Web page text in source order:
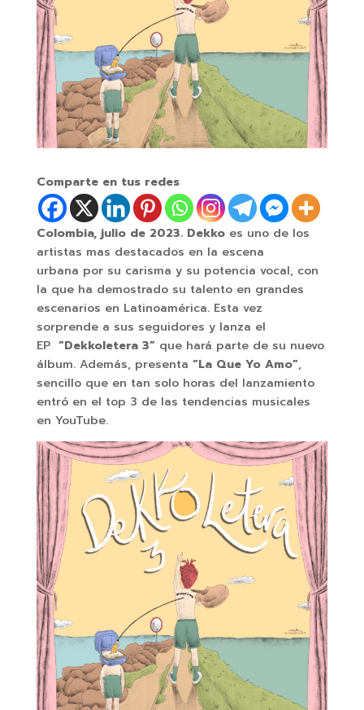
Comparte en tus redes
Colombia, julio de 2023. Dekko es uno de los
artistas mas destacados en la escena
urbana por su carisma y su potencia vocal, con
la que ha demostrado su talento en grandes
escenarios en Latinoamérica. Esta vez
sorprende a sus seguidores y lanza el
EP “Dekkoletera 3” que hará parte de su nuevo
álbum. Además, presenta “La Que Yo Amo”,
sencillo que en tan solo horas del lanzamiento
entró en el top 3 de las tendencias musicales
en YouTube.